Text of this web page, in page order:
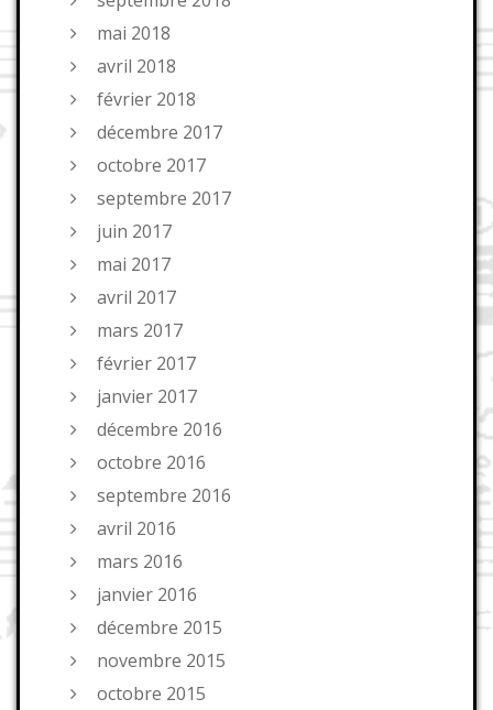
mai 2018
avril 2018
février 2018
décembre 2017
octobre 2017
septembre 2017
juin 2017
mai 2017
avril 2017
mars 2017
février 2017
janvier 2017
décembre 2016
octobre 2016
septembre 2016
avril 2016
mars 2016
janvier 2016
décembre 2015
novembre 2015
octobre 2015